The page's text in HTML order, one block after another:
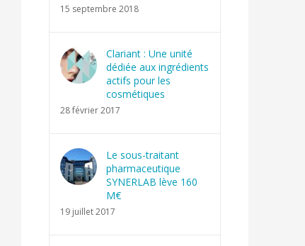
15 septembre 2018
Clariant : Une unité
dédiée aux ingrédients
actifs pour les
cosmétiques
28 février 2017
Le sous-traitant
pharmaceutique
SYNERLAB lève 160
M€
19 juillet 2017